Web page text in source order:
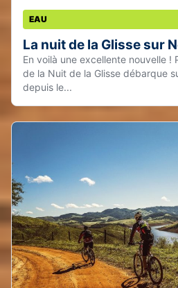
EAU
La nuit de la Glisse sur
En voilà une excellente nouvelle !
de la Nuit de la Glisse débarque
depuis le...